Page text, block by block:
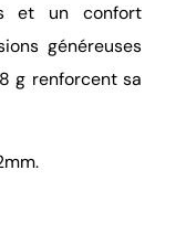
et un confort
généreuses
g renforcent sa